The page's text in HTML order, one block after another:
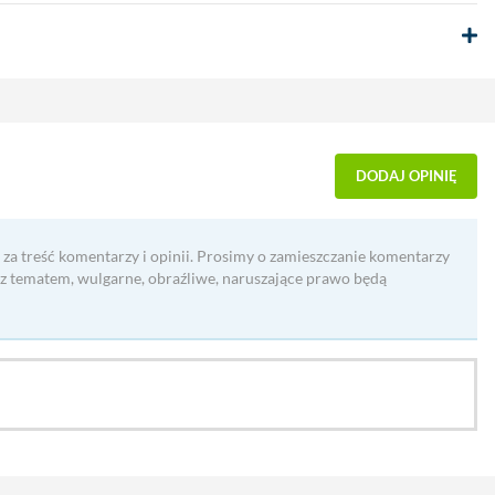
DODAJ OPINIĘ
treść komentarzy i opinii. Prosimy o zamieszczanie komentarzy
wulgarne, obraźliwe, naruszające prawo będą